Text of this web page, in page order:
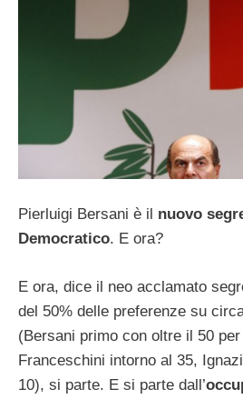
Pierluigi Bersani è il nuovo
Democratico. E ora?
E ora, dice il neo acclamato
del 50% delle preferenze su
(Bersani primo con oltre il 50
Franceschini intorno al 35,
10), si parte. E si parte dall’